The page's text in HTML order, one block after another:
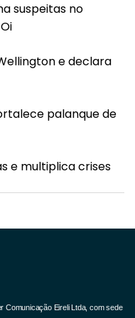
do Tribunal de
que agora os
de Contas e
estão dentro da
que façam-se
âmbito federal,
importantes
o Marco
sobre
suspeitas no
e declara
palanque de
e multiplica crises
Comunicação Eireli Ltda, com sede